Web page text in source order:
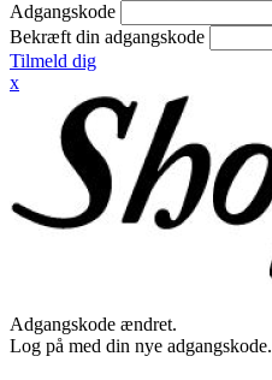
Adgangskode
Bekræft din adgangskode
Tilmeld dig
x
Adgangskode ændret.
Log på med din nye adgangskode.